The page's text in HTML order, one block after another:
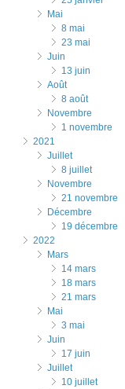
mai
8 mai
23 mai
juin
13 juin
août
8 août
novembre
1 novembre
2021
juillet
8 juillet
novembre
21 novembre
décembre
19 décembre
2022
mars
14 mars
18 mars
21 mars
mai
3 mai
juin
17 juin
juillet
10 juillet